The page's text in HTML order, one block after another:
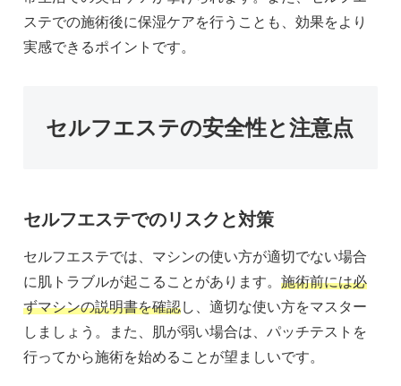
ステでの施術後に保湿ケアを行うことも、効果をより
実感できるポイントです。
セルフエステの安全性と注意点
セルフエステでのリスクと対策
セルフエステでは、マシンの使い方が適切でない場合
に肌トラブルが起こることがあります。 施術前には必
ずマシンの説明書を確認し、適切な使い方をマスター
しましょう。また、肌が弱い場合は、パッチテストを
行ってから施術を始めることが望ましいです。